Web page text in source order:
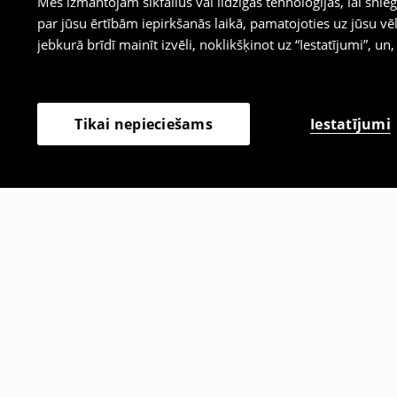
par jūsu ērtībām iepirkšanās laikā, pamatojoties uz jūsu
jebkurā brīdī mainīt izvēli, noklikšķinot uz “Iestatījumi”,
Tikai nepieciešams Iestatījumi